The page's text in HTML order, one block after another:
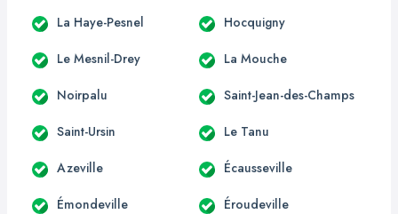
La Haye-Pesnel Hocquigny
Le Mesnil-Drey La Mouche
Noirpalu Saint-Jean-des-Champs
Saint-Ursin Le Tanu
Azeville Écausseville
Émondeville Éroudeville